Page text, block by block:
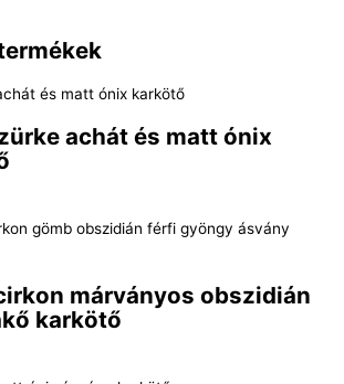
achát és matt ónix
márványos obszidián
karkötő